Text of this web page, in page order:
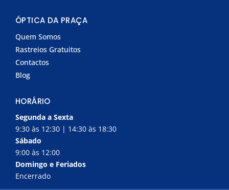
ÓPTICA DA PRAÇA
Quem Somos
Rastreios Gratuitos
Contactos
Blog
HORÁRIO
Segunda a Sexta
9:30 às 12:30 | 14:30 às 18:30
Sábado
9:00 às 12:00
Domingo e Feriados
Encerrado